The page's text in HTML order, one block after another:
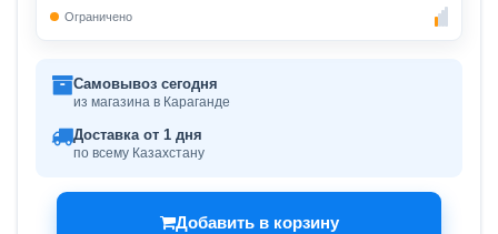
Ограничено
Самовывоз сегодня
из магазина в Караганде
Доставка от 1 дня
по всему Казахстану
Добавить в корзину